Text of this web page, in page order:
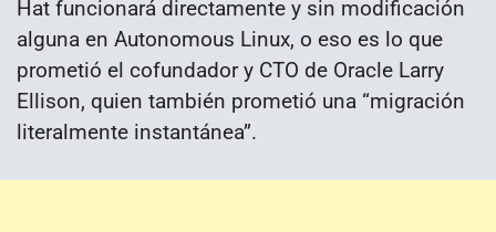
Hat funcionará directamente y sin modificación
alguna en Autonomous Linux, o eso es lo que
prometió el cofundador y CTO de Oracle Larry
Ellison, quien también prometió una “migración
literalmente instantánea”.